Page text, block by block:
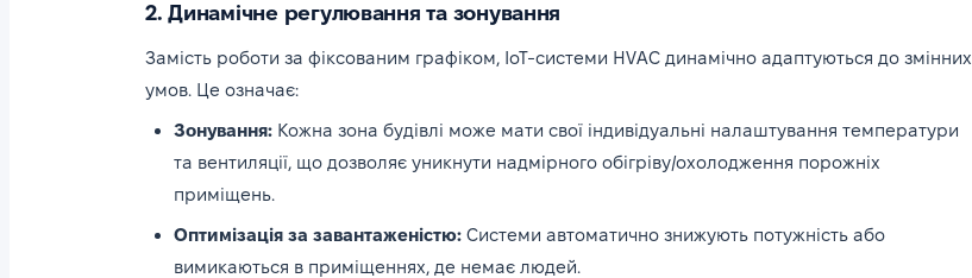
2. Динамічне регулювання та зонування
Замість роботи за фіксованим графіком, IoT-системи HVAC динамічно адаптуються до змінних
умов. Це означає:
Зонування: Кожна зона будівлі може мати свої індивідуальні налаштування температури
та вентиляції, що дозволяє уникнути надмірного обігріву/охолодження порожніх
приміщень.
Оптимізація за завантаженістю: Системи автоматично знижують потужність або
вимикаються в приміщеннях, де немає людей.